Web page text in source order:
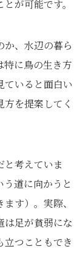
が可能です。
、水辺の暮ら
特に鳥の生き方
ていると面白い
を提案してく
と考えていま
道に向かうと
ます） 。実際、
は足が貧弱にな
立つこともでき